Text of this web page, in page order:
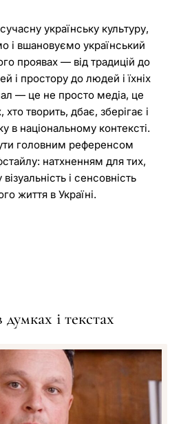
українську культуру,
і вшановуємо український
проявах — від традицій до
і простору до людей і їхніх
— це не просто медіа, це
творить, дбає, зберігає і
в національному контексті.
головним референсом
натхненням для тих,
і сенсовність
життя в Україні.
думках і текстах